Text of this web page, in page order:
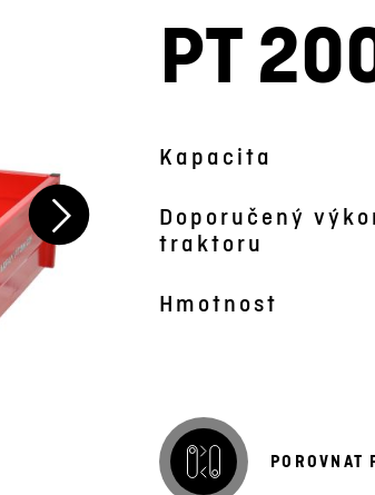
Obrázek je symbolický
PT
Kapacita
Doporučený
traktoru
Hmotnost
POROVNAT